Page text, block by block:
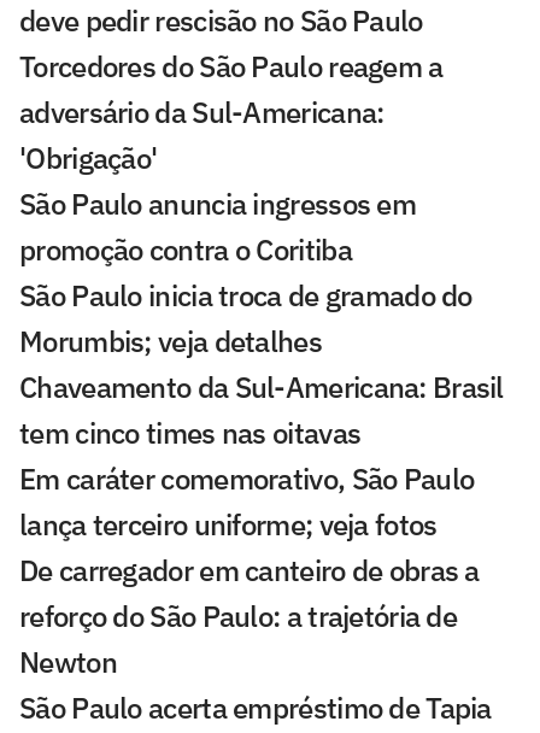
deve pedir rescisão no São Paulo
Torcedores do São Paulo reagem a
adversário da Sul-Americana:
'Obrigação'
São Paulo anuncia ingressos em
promoção contra o Coritiba
São Paulo inicia troca de gramado do
Morumbis; veja detalhes
Chaveamento da Sul-Americana: Brasil
tem cinco times nas oitavas
Em caráter comemorativo, São Paulo
lança terceiro uniforme; veja fotos
De carregador em canteiro de obras a
reforço do São Paulo: a trajetória de
Newton
São Paulo acerta empréstimo de Tapia